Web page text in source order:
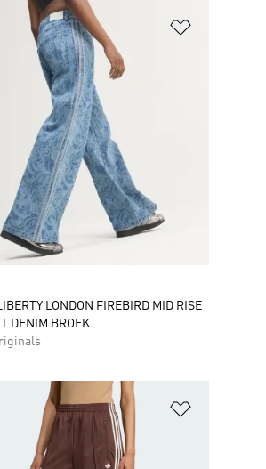
zetten
LONDON FIREBIRD MID RISE
DENIM BROEK
zetten